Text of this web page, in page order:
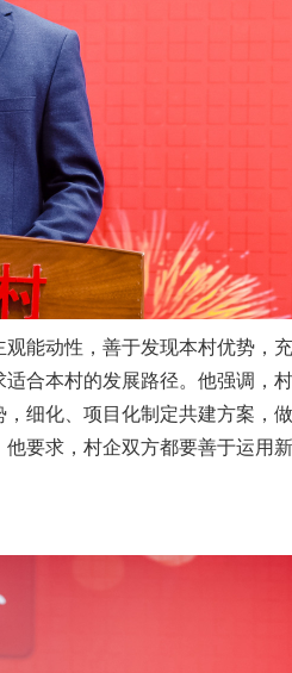
能动性，善于发现本村优势，
合本村的发展路径。他强调，
细化、项目化制定共建方案，
要求，村企双方都要善于运用